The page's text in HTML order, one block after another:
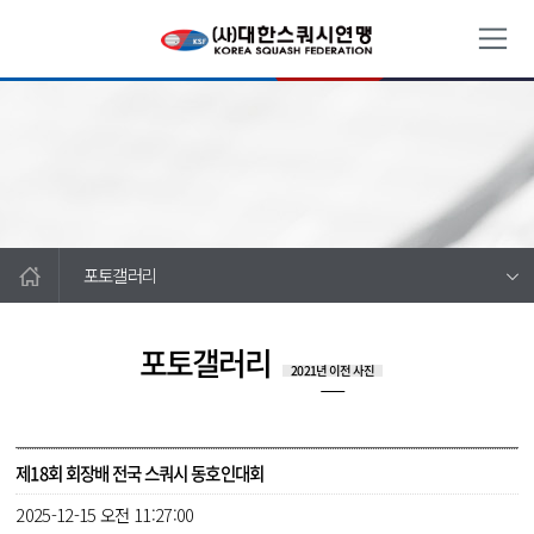
포토갤러리
포토갤러리 2021년 이전 사진
제18회 회장배 전국 스쿼시 동호인대회
2025-12-15 오전 11:27:00